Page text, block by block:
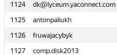
1124
dk@lyceum.yaconnect.com
1125
antonpaliukh
1126
fruwajacybyk
1127
comp.disk2013
1124
dk@lyceum.yaconnect.com
1125
antonpaliukh
1126
fruwajacybyk
1127
comp.disk2013